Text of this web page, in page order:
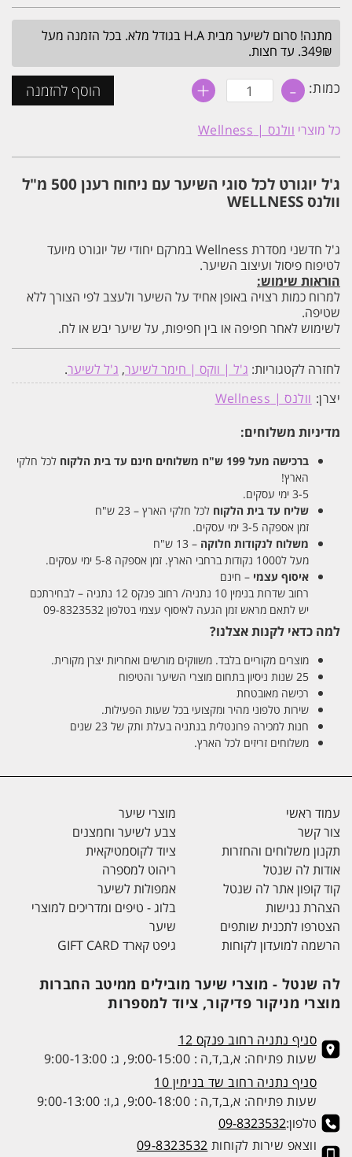
מתנה! סרום לשיער מבית H.A בגודל מלא. בכל הזמנה מעל
349₪. עד חצות.
כמות: - כמות
של
יוגורט
לכל
השיער
ניחוח
רענן
500
WELLNESS
+ הוסף להזמנה
כל מוצרי וולנס | Wellness
ג'ל יוגורט לכל סוגי השיער עם ניחוח רענן 500 מ"ל
וולנס WELLNESS
ג'ל חדשני מסדרת Wellness במרקם יחודי של יוגורט מיועד
לטיפוח פיסול ועיצוב השיער.
הוראות שימוש:
למרוח כמות רצויה באופן אחיד על השיער ולעצב לפי הצורך ללא
שטיפה.
לשימוש לאחר חפיפה או בין חפיפות, על שיער יבש או לח.
לחזרה לקטגוריות: ג'ל | ווקס | חימר לשיער, ג'ל לשיער.
יצרן: וולנס | Wellness
מדיניות משלוחים:
ברכישה מעל 199 ש"ח משלוחים חינם עד בית הלקוח לכל חלקי
הארץ!
3-5 ימי עסקים.
שליח עד בית הלקוח לכל חלקי הארץ – 23 ש"ח
זמן אספקה 3-5 ימי עסקים.
משלוח לנקודות חלוקה – 13 ש"ח
מעל ל1000 נקודות ברחבי הארץ. זמן אספקה 5-8 ימי עסקים.
איסוף עצמי – חינם
רחוב שדרות בנימין 10 נתניה/ רחוב פנקס 12 נתניה – לבחירתכם
יש לתאם מראש זמן הגעה לאיסוף עצמי בטלפון 09-8323532
למה כדאי לקנות אצלנו?
מוצרים מקוריים בלבד. משווקים מורשים ואחריות יצרן מקורית.
25 שנות ניסיון בתחום מוצרי השיער והטיפוח
רכישה מאובטחת
שירות טלפוני מהיר ומקצועי בכל שעות הפעילות.
חנות למכירה פרונטלית בנתניה בעלת ותק של 23 שנים
משלוחים זריזים לכל הארץ.
עמוד ראשי
צור קשר
תקנון משלוחים והחזרות
אודות לה שנטל
קוד קופון אתר לה שנטל
הצהרת נגישות
הצטרפו לתכנית שותפים
הרשמה למועדון לקוחות
מוצרי שיער
צבע לשיער וחמצנים
ציוד לקוסמטיקאית
ריהוט למספרה
אמפולות לשיער
בלוג - טיפים ומדריכים למוצרי
שיער
גיפט קארד GIFT CARD
לה שנטל - מוצרי שיער מובילים ממיטב החברות
מוצרי מניקור פדיקור, ציוד למספרות
סניף נתניה רחוב פנקס 12
שעות פתיחה: א,ב,ד,ה : 9:00-15:00, ג: 9:00-13:00
סניף נתניה רחוב שד בנימין 10
שעות פתיחה: א,ב,ד,ה : 9:00-18:00, ג,ו: 9:00-13:00
טלפון:09-8323532
ווצאפ שירות לקוחות 09-8323532